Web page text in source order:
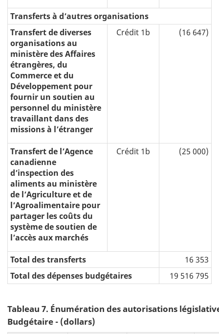
Transferts à d’autres organisations
Transfert de diverses
organisations au
ministère des Affaires
étrangères, du
Commerce et du
Développement pour
fournir un soutien au
personnel du ministère
travaillant dans des
missions à l’étranger
Crédit 1b (16 647)
Transfert de l’Agence
canadienne
d’inspection des
aliments au ministère
de l’Agriculture et de
l’Agroalimentaire pour
partager les coûts du
système de soutien de
l’accès aux marchés
Crédit 1b (25 000)
Total des transferts
16 353
Total des dépenses budgétaires
19 516 795
Tableau 7. Énumération des autorisations
Budgétaire - (dollars)